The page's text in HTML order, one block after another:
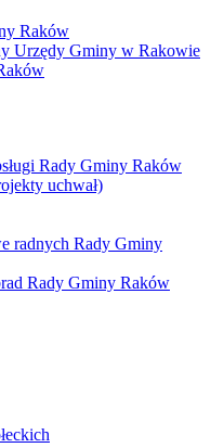
Raków
Urzędy Gminy w Rakowie
Rady Gminy Raków
uchwał)
radnych Rady Gminy
Rady Gminy Raków